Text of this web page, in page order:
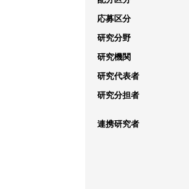
応募区分
研究分野
研究機関
研究代表者
研究分担者
連携研究者